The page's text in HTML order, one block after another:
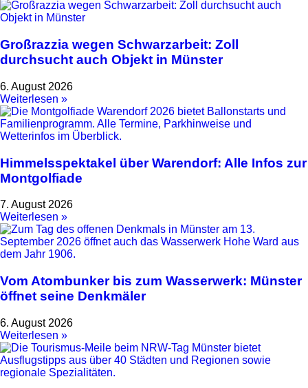
Großrazzia wegen Schwarzarbeit: Zoll
durchsucht auch Objekt in Münster
6. August 2026
Weiterlesen »
Himmelsspektakel über Warendorf: Alle Infos zur
Montgolfiade
7. August 2026
Weiterlesen »
Vom Atombunker bis zum Wasserwerk: Münster
öffnet seine Denkmäler
6. August 2026
Weiterlesen »